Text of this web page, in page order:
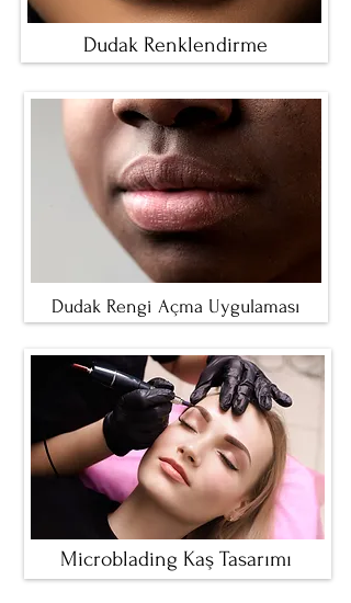
Dudak Renklendirme
Dudak Rengi Açma Uygulaması
Microblading Kaş Tasarımı